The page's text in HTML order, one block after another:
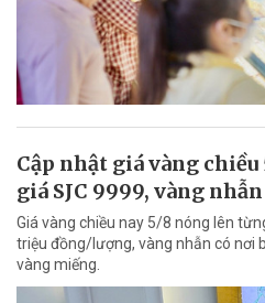
Cập nhật giá vàng chiều
giá SJC 9999, vàng
Giá vàng chiều nay 5/8 nóng lên
triệu đồng/lượng, vàng nhẫn có nơi
vàng miếng.